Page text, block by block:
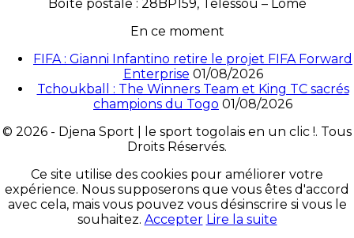
Boîte postale : 28BP159, Telessou – Lomé
En ce moment
FIFA : Gianni Infantino retire le projet FIFA Forward
Enterprise 01/08/2026
Tchoukball : The Winners Team et King TC sacrés
champions du Togo 01/08/2026
© 2026 - Djena Sport | le sport togolais en un clic !. Tous
Droits Réservés.
Ce site utilise des cookies pour améliorer votre
expérience. Nous supposerons que vous êtes d'accord
avec cela, mais vous pouvez vous désinscrire si vous le
souhaitez. Accepter Lire la suite